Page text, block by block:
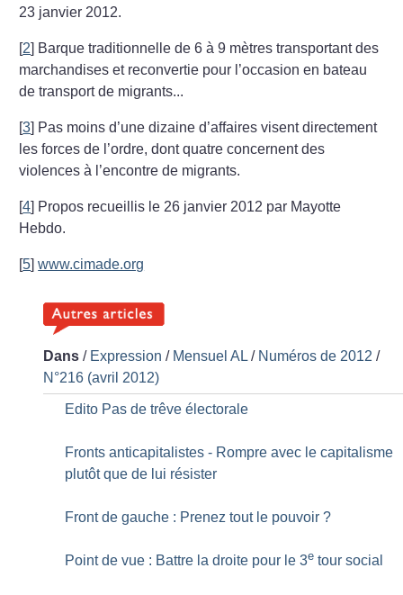
23 janvier 2012.
[2] Barque traditionnelle de 6 à 9 mètres transportant des
marchandises et reconvertie pour l’occasion en bateau
de transport de migrants...
[3] Pas moins d’une dizaine d’affaires visent directement
les forces de l’ordre, dont quatre concernent des
violences à l’encontre de migrants.
[4] Propos recueillis le 26 janvier 2012 par Mayotte
Hebdo.
[5]www.cimade.org
Dans / Expression / Mensuel AL / Numéros de 2012 /
N°216 (avril 2012)
Edito Pas de trêve électorale
Fronts anticapitalistes - Rompre avec le capitalisme
plutôt que de lui résister
Front de gauche : Prenez tout le pouvoir ?
Point de vue : Battre la droite pour le 3e tour social